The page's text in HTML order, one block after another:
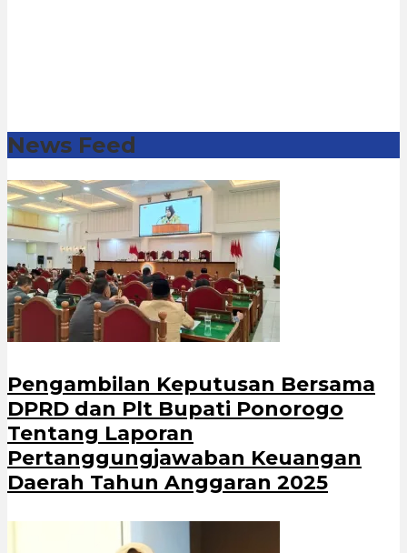
News Feed
Pengambilan Keputusan Bersama
DPRD dan Plt Bupati Ponorogo
Tentang Laporan
Pertanggungjawaban Keuangan
Daerah Tahun Anggaran 2025